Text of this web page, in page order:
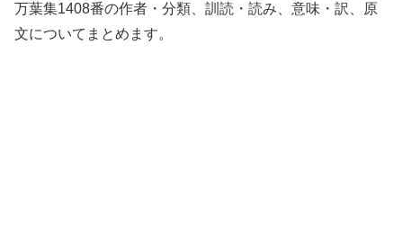
万葉集1408番の作者・分類、訓読・読み、意味・訳、原
文についてまとめます。